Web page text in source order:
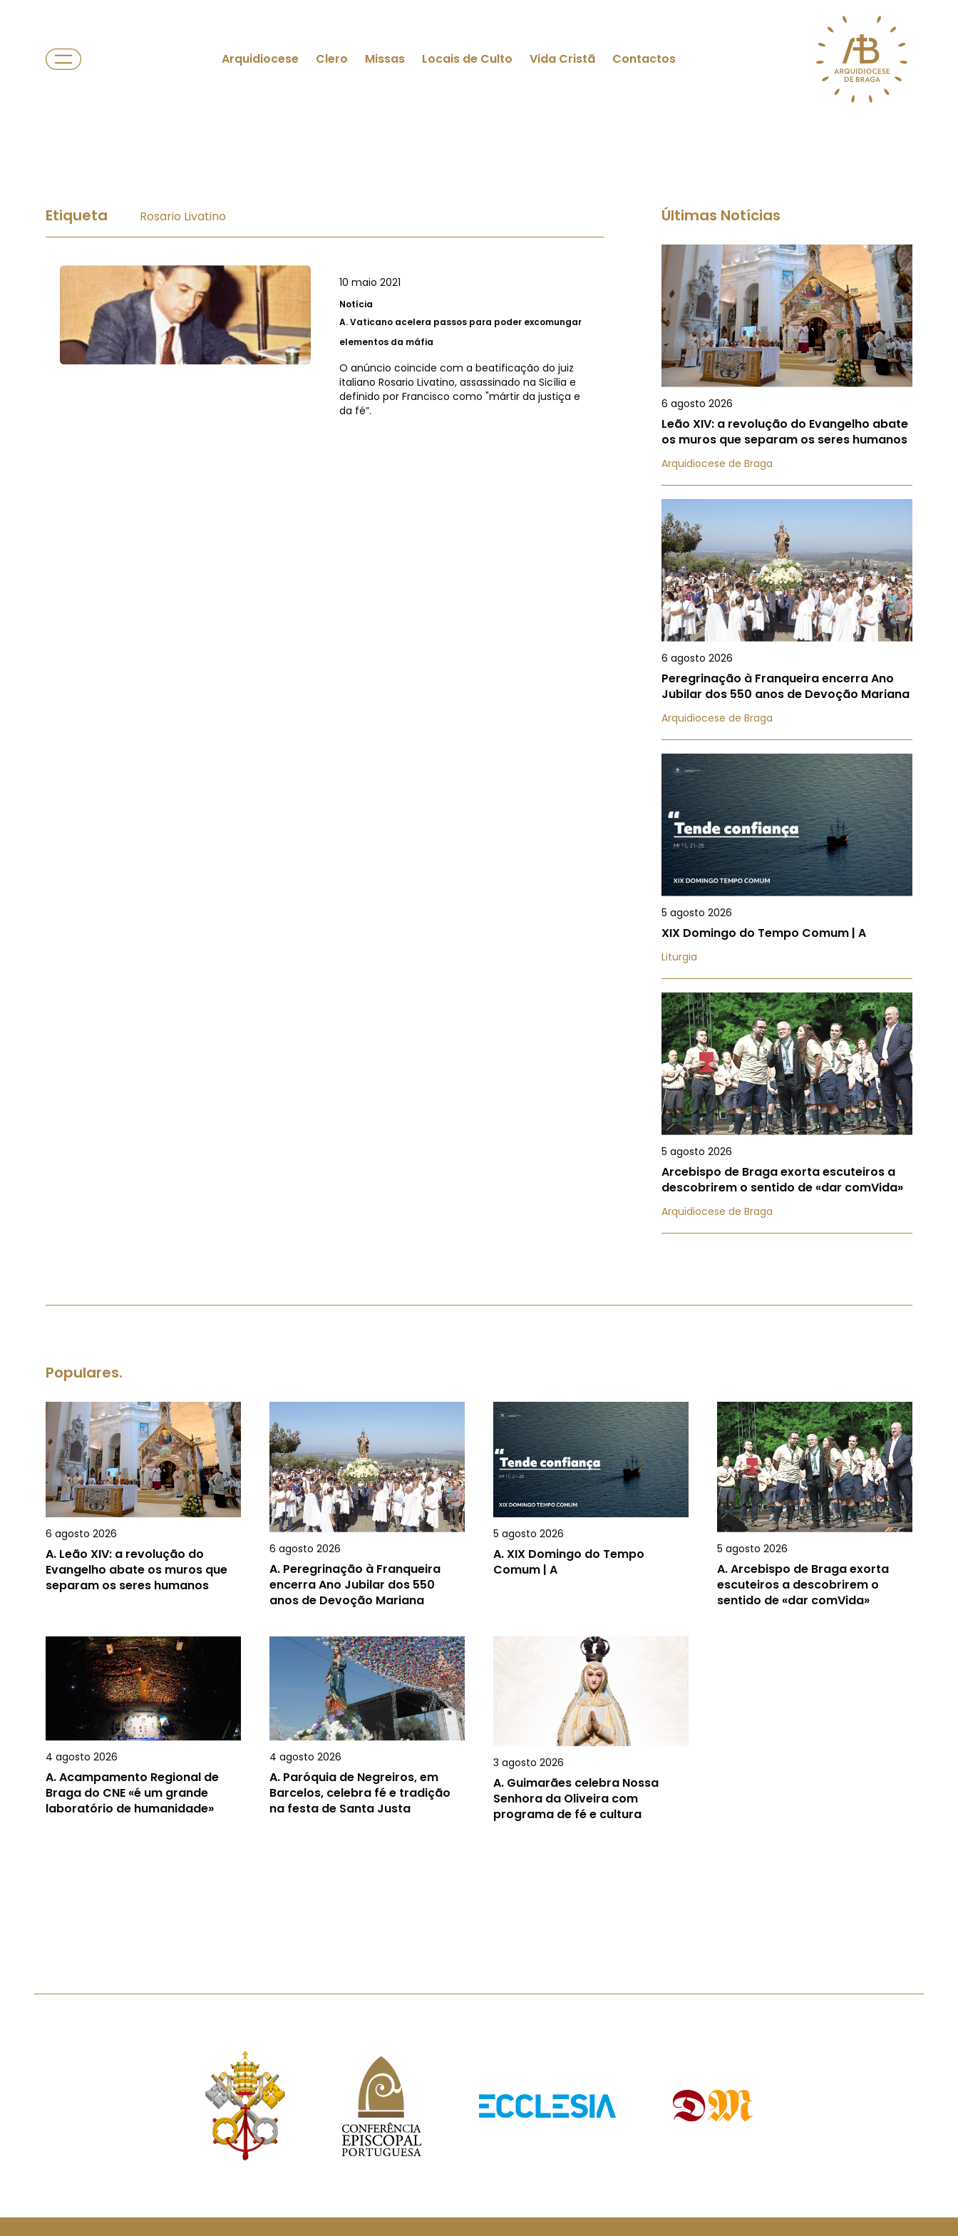
Arquidiocese Clero Missas Locais de Culto Vida Cristã Contactos
Etiqueta Rosario Livatino
10 maio 2021
Notícia
A.Vaticano acelera passos para poder excomungar
elementos da máfia
O anúncio coincide com a beatificação do juiz
italiano Rosario Livatino, assassinado na Sicília e
definido por Francisco como "mártir da justiça e
da fé”.
Últimas Notícias
6 agosto 2026
Leão XIV: a revolução do Evangelho abate
os muros que separam os seres humanos
Arquidiocese de Braga
6 agosto 2026
Peregrinação à Franqueira encerra Ano
Jubilar dos 550 anos de Devoção Mariana
Arquidiocese de Braga
5 agosto 2026
XIX Domingo do Tempo Comum | A
Liturgia
5 agosto 2026
Arcebispo de Braga exorta escuteiros a
descobrirem o sentido de «dar comVida»
Arquidiocese de Braga
Populares.
6 agosto 2026
A. Leão XIV: a revolução do
Evangelho abate os muros que
separam os seres humanos
6 agosto 2026
A. Peregrinação à Franqueira
encerra Ano Jubilar dos 550
anos de Devoção Mariana
5 agosto 2026
A.XIX Domingo do Tempo
Comum | A
5 agosto 2026
A.Arcebispo de Braga exorta
escuteiros a descobrirem o
sentido de «dar comVida»
4 agosto 2026
A.Acampamento Regional de
Braga do CNE «é um grande
laboratório de humanidade»
4 agosto 2026
A. Paróquia de Negreiros, em
Barcelos, celebra fé e tradição
na festa de Santa Justa
3 agosto 2026
A. Guimarães celebra Nossa
Senhora da Oliveira com
programa de fé e cultura